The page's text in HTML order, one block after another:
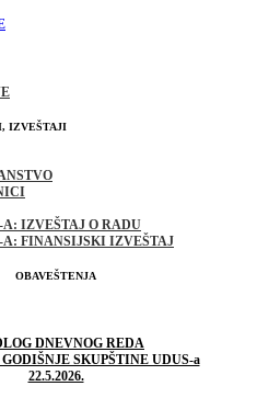
IZVEŠTAJI
A: IZVEŠTAJ O RADU
A: FINANSIJSKI IZVEŠTAJ
OBAVEŠTENJA
DNEVNOG REDA
SKUPŠTINE UDUS-a
22.5.2026.